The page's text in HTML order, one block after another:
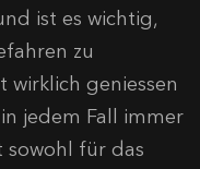
ist es wichtig,
zu
wirklich geniessen
jedem Fall immer
sowohl für das